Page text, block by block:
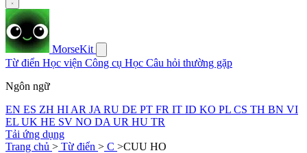
MorseKit
Từ điển Học viện Công cụ Học Câu hỏi thường gặp
Ngôn ngữ
EN ES ZH HI AR JA RU DE PT FR IT ID KO PL CS TH BN VI
EL UK HE SV NO DA UR HU TR
Tải ứng dụng
Trang chủ > Từ điển > C >CUU HO